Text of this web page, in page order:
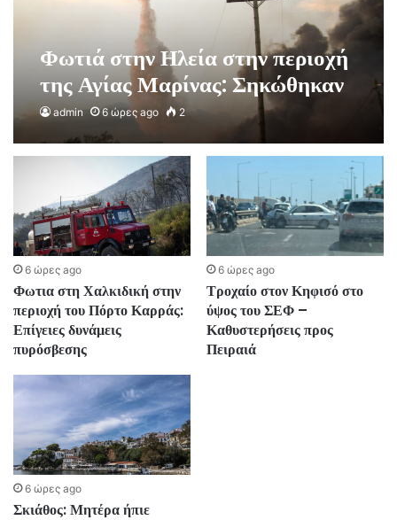
Φωτιά στην Ηλεία στην περιοχή
της Αγίας Μαρίνας: Σηκώθηκαν
εναέρια μέσα
admin 6 ώρες ago 2
6 ώρες ago
Φωτια στη Χαλκιδική στην
περιοχή του Πόρτο Καρράς:
Επίγειες δυνάμεις
πυρόσβεσης
6 ώρες ago
Τροχαίο στον Κηφισό στο
ύψος του ΣΕΦ –
Καθυστερήσεις προς
Πειραιά
6 ώρες ago
Σκιάθος: Μητέρα ήπιε